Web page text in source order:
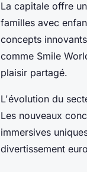
La capitale offre
familles avec
concepts
comme Smile
plaisir partagé.
L'évolution du
Les nouveaux
immersives
divertissement